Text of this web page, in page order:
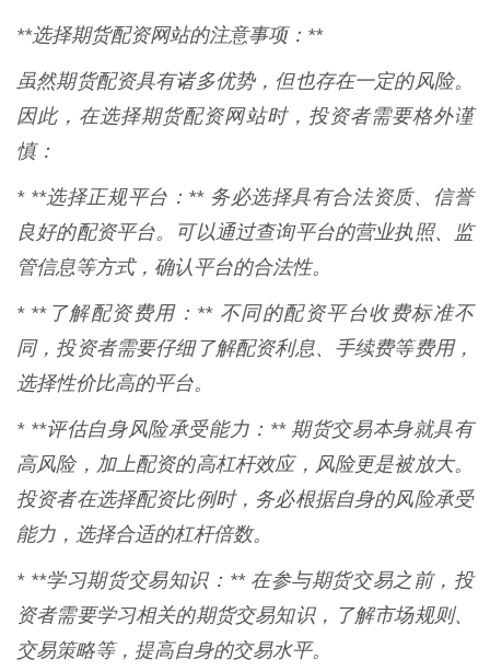
**选择期货配资网站的注意事项：**
虽然期货配资具有诸多优势，但也存在一定的风险。
因此，在选择期货配资网站时，投资者需要格外谨
慎：
* **选择正规平台：** 务必选择具有合法资质、信誉
良好的配资平台。可以通过查询平台的营业执照、监
管信息等方式，确认平台的合法性。
* **了解配资费用：** 不同的配资平台收费标准不
同，投资者需要仔细了解配资利息、手续费等费用，
选择性价比高的平台。
* **评估自身风险承受能力：** 期货交易本身就具有
高风险，加上配资的高杠杆效应，风险更是被放大。
投资者在选择配资比例时，务必根据自身的风险承受
能力，选择合适的杠杆倍数。
* **学习期货交易知识：** 在参与期货交易之前，投
资者需要学习相关的期货交易知识，了解市场规则、
交易策略等，提高自身的交易水平。